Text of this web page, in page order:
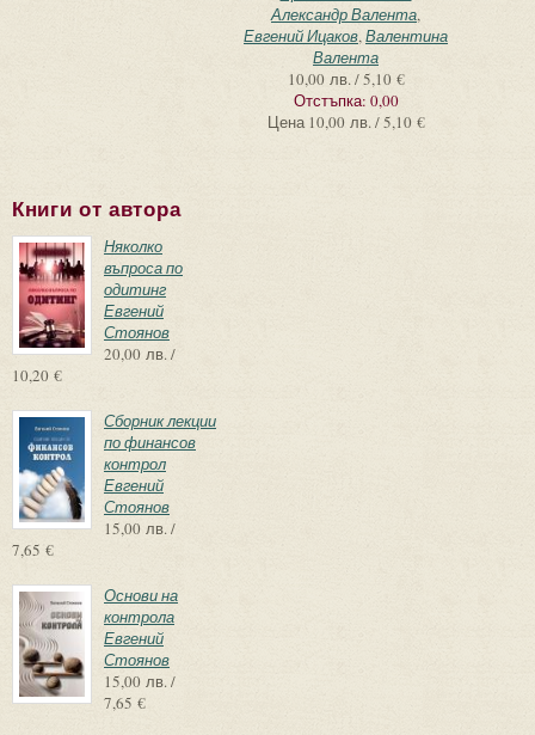
Александр Валента,
Евгений Ицаков,Валентина
Валента
10,00 лв. / 5,10 €
Отстъпка: 0,00
Цена 10,00 лв. / 5,10 €
Книги от автора
Няколко
въпроса по
одитинг
Евгений
Стоянов
20,00 лв. /
10,20 €
Сборник лекции
по финансов
контрол
Евгений
Стоянов
15,00 лв. /
7,65 €
Основи на
контрола
Евгений
Стоянов
15,00 лв. /
7,65 €